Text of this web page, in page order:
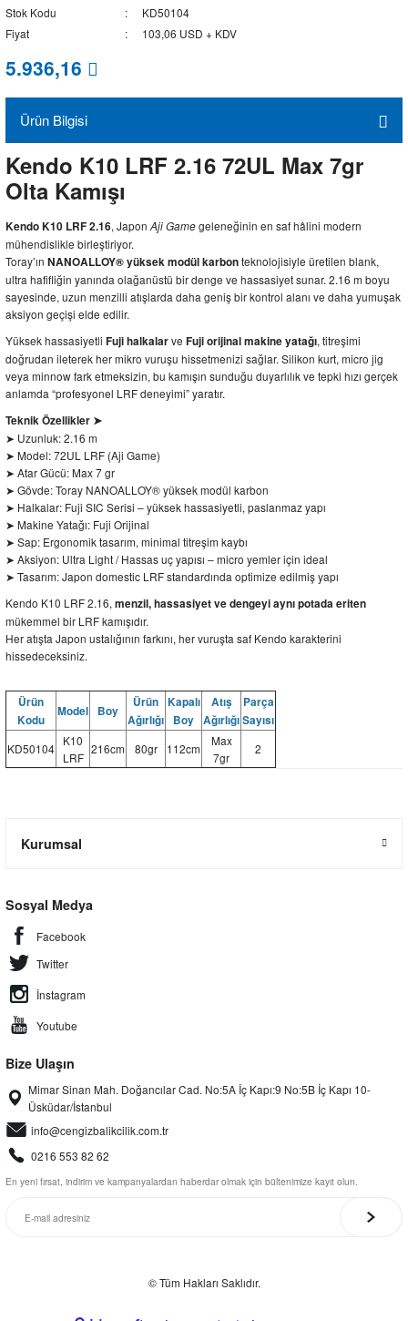
Stok Kodu
KD50104
Fiyat
103,06 USD + KDV
5.936,16
Ürün Bilgisi
Kendo K10 LRF 2.16 72UL Max 7gr
Olta Kamışı
Kendo K10 LRF 2.16, Japon Aji Gamegeleneğinin en saf hâlini modern
mühendislikle birleştiriyor.
Toray’ın NANOALLOY® yüksek modül karbonteknolojisiyle üretilen blank,
ultra hafifliğin yanında olağanüstü bir denge ve hassasiyet sunar. 2.16 m boyu
sayesinde, uzun menzilli atışlarda daha geniş bir kontrol alanı ve daha yumuşak
aksiyon geçişi elde edilir.
Yüksek hassasiyetli Fuji halkalarve Fuji orijinal makine yatağı, titreşimi
doğrudan ileterek her mikro vuruşu hissetmenizi sağlar. Silikon kurt, micro jig
veya minnow fark etmeksizin, bu kamışın sunduğu duyarlılık ve tepki hızı gerçek
anlamda “profesyonel LRF deneyimi” yaratır.
Teknik Özellikler ➤
➤ Uzunluk: 2.16 m
➤ Model: 72UL LRF (Aji Game)
➤ Atar Gücü: Max 7 gr
➤ Gövde: Toray NANOALLOY® yüksek modül karbon
➤ Halkalar: Fuji SIC Serisi – yüksek hassasiyetli, paslanmaz yapı
➤ Makine Yatağı: Fuji Orijinal
➤ Sap: Ergonomik tasarım, minimal titreşim kaybı
➤ Aksiyon: Ultra Light / Hassas uç yapısı – micro yemler için ideal
➤ Tasarım: Japon domestic LRF standardında optimize edilmiş yapı
Kendo K10 LRF 2.16, menzil, hassasiyet ve dengeyi aynı potada eriten
mükemmel bir LRF kamışıdır.
Her atışta Japon ustalığının farkını, her vuruşta saf Kendo karakterini
hissedeceksiniz.
Ürün
Kodu
Model Boy
Ürün
Ağırlığı
Kapalı
Boy
Atış
Ağırlığı
Parça
Sayısı
KD50104
K10
LRF
216cm 80gr 112cm
Max
7gr
2
Kurumsal
Sosyal Medya
Facebook
Twitter
İnstagram
Youtube
Bize Ulaşın
Mimar Sinan Mah. Doğancılar Cad. No:5A İç Kapı:9 No:5B İç Kapı 10-
Üsküdar/İstanbul
info@cengizbalikcilik.com.tr
0216 553 82 62
En yeni fırsat, indirim ve kampanyalardan haberdar olmak için bültenimize kayıt olun.
© Tüm Hakları Saklıdır.